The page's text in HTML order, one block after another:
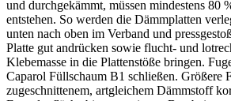
und durchgekämmt, müssen mindestens 80
entstehen. So werden die Dämmplatten
unten nach oben im Verband und
Platte gut andrücken sowie flucht- und
Klebemasse in die Plattenstöße bringen.
Caparol Füllschaum B1 schließen. Größere
zugeschnittenem, artgleichem Dämmstoff